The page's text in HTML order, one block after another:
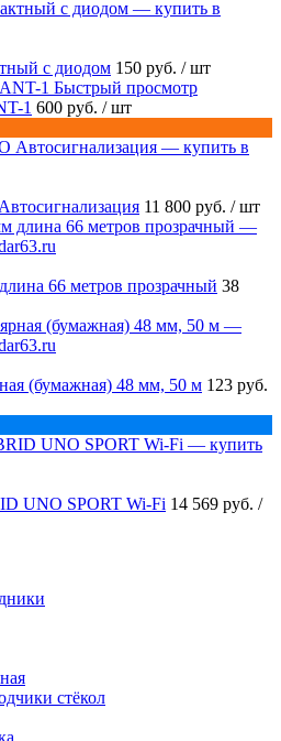
с диодом 150 руб. / шт
Быстрый просмотр
1 600 руб. / шт
11 800 руб. / шт
66 метров прозрачный 38
(бумажная) 48 мм, 50 м 123 руб.
UNO SPORT Wi-Fi 14 569 руб. /
стёкол